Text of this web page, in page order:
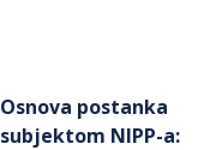
Osnova postanka
subjektom NIPP-a: